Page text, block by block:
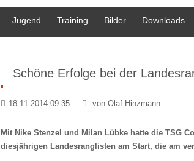
Jugend Training Bilder Downloads
Schöne Erfolge bei der
18.11.2014 09:35 von Olaf Hinzmann
Mit Nike Stenzel und Milan Lübke hatte die TSG
diesjährigen Landesranglisten am Start, die am